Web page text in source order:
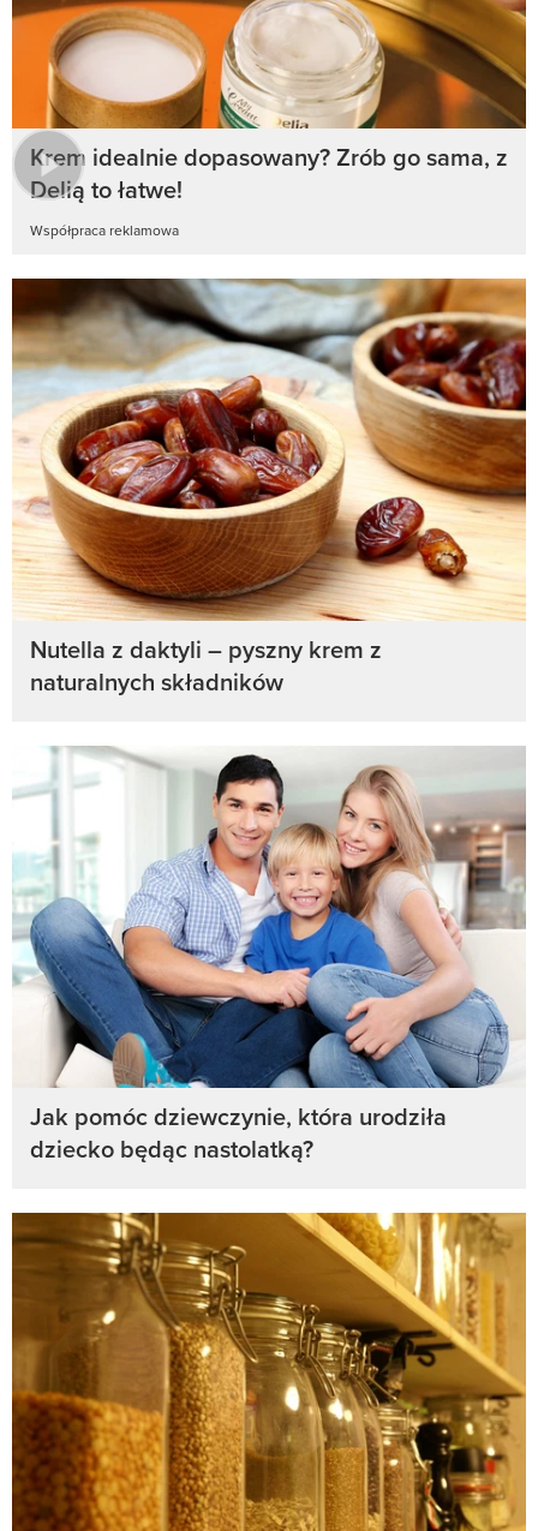
Krem idealnie dopasowany? Zrób go sama, z
Delią to łatwe!
Współpraca reklamowa
Nutella z daktyli – pyszny krem z
naturalnych składników
Jak pomóc dziewczynie, która urodziła
dziecko będąc nastolatką?